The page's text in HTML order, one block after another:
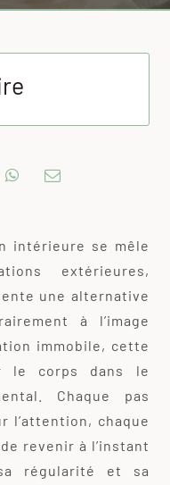
intérieure se mêle
extérieures,
une alternative
à l’image
immobile, cette
le corps dans le
Chaque pas
l’attention, chaque
revenir à l’instant
régularité et sa